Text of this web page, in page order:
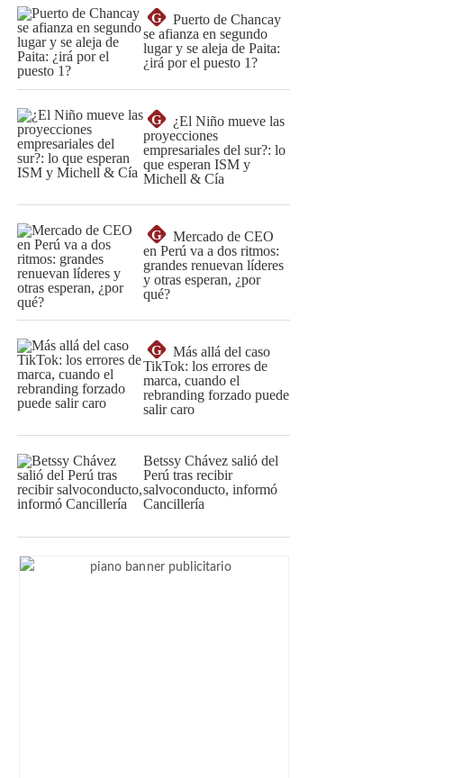
G
Puerto de Chancay
se afianza en segundo
lugar y se aleja de Paita:
¿irá por el puesto 1?
G
¿El Niño mueve las
proyecciones
empresariales del sur?: lo
que esperan ISM y
Michell & Cía
G
Mercado de CEO
en Perú va a dos ritmos:
grandes renuevan líderes
y otras esperan, ¿por
qué?
G
Más allá del caso
TikTok: los errores de
marca, cuando el
rebranding forzado puede
salir caro
Betssy Chávez salió del
Perú tras recibir
salvoconducto, informó
Cancillería